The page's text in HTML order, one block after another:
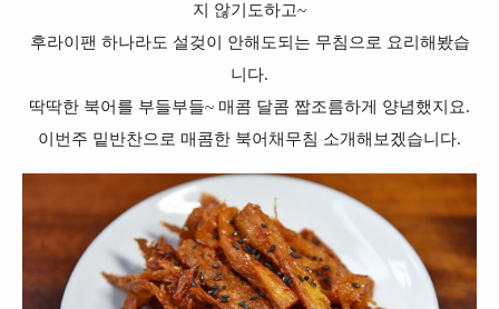
지 않기도하고~
후라이팬 하나라도 설겆이 안해도되는 무침으로 요리해봤습
니다.
딱딱한 북어를 부들부들~ 매콤 달콤 짭조름하게 양념했지요.
이번주 밑반찬으로 매콤한 북어채무침 소개해보겠습니다.